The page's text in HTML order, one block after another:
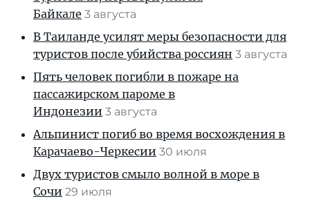
Байкале 3 августа
В Таиланде усилят меры безопасности для
туристов после убийства россиян 3 августа
Пять человек погибли в пожаре на
пассажирском пароме в
Индонезии 3 августа
Альпинист погиб во время восхождения в
Карачаево-Черкесии 30 июля
Двух туристов смыло волной в море в
Сочи 29 июля